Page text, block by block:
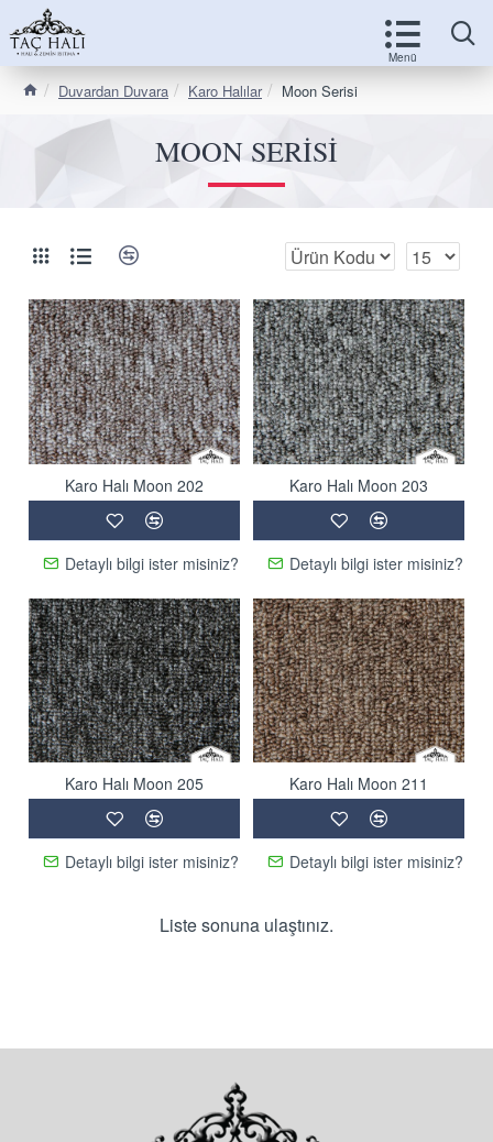
Duvardan Duvara Karo Halılar Moon Serisi
MOON SERISI
Karo Halı Moon 202
Detaylı bilgi ister misiniz?
Karo Halı Moon 203
Detaylı bilgi ister misiniz?
Karo Halı Moon 205
Detaylı bilgi ister misiniz?
Karo Halı Moon 211
Detaylı bilgi ister misiniz?
Liste sonuna ulaştınız.